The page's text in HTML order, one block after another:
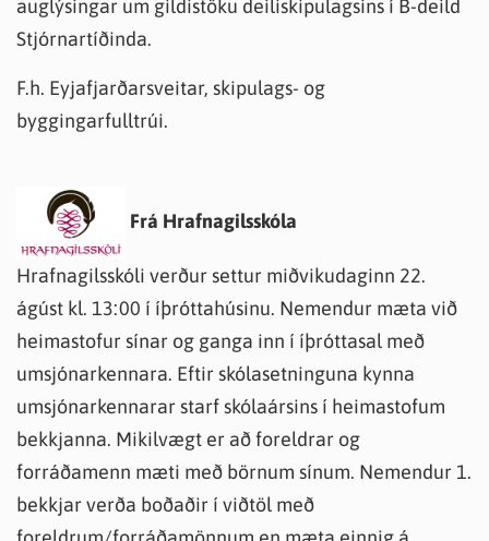
auglýsingar um gildistöku deiliskipulagsins í B-deild
Stjórnartíðinda.
F.h. Eyjafjarðarsveitar, skipulags- og
byggingarfulltrúi.
Frá Hrafnagilsskóla
Hrafnagilsskóli verður settur miðvikudaginn 22.
ágúst kl. 13:00 í íþróttahúsinu. Nemendur mæta við
heimastofur sínar og ganga inn í íþróttasal með
umsjónarkennara. Eftir skólasetninguna kynna
umsjónarkennarar starf skólaársins í heimastofum
bekkjanna. Mikilvægt er að foreldrar og
forráðamenn mæti með börnum sínum. Nemendur 1.
bekkjar verða boðaðir í viðtöl með